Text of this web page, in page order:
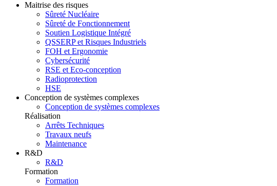
Maitrise des risques
Sûreté Nucléaire
Sûreté de Fonctionnement
Soutien Logistique Intégré
QSSERP et Risques Industriels
FOH et Ergonomie
Cybersécurité
RSE et Eco-conception
Radioprotection
HSE
Conception de systèmes complexes
Conception de systèmes complexes
Réalisation
Arrêts Techniques
Travaux neufs
Maintenance
R&D
R&D
Formation
Formation